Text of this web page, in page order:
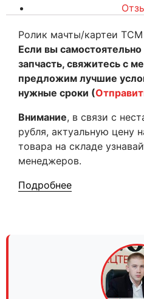
Ролик мачты/картеи
Если вы
запчасть, свяжитесь с
предложим лучшие
нужные сроки (
Внимание, в связи с
рубля, актуальную цену
товара на складе
менеджеров.
Подробнее